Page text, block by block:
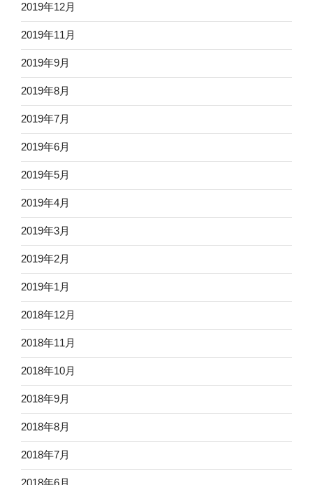
2019年12月
2019年11月
2019年9月
2019年8月
2019年7月
2019年6月
2019年5月
2019年4月
2019年3月
2019年2月
2019年1月
2018年12月
2018年11月
2018年10月
2018年9月
2018年8月
2018年7月
2018年6月